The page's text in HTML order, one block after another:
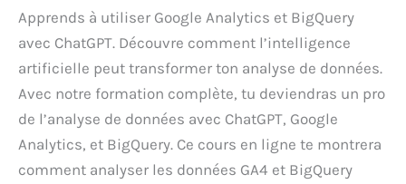
Apprends à utiliser Google Analytics et BigQuery
avec ChatGPT. Découvre comment l’intelligence
artificielle peut transformer ton analyse de données.
Avec notre formation complète, tu deviendras un pro
de l’analyse de données avec ChatGPT, Google
Analytics, et BigQuery. Ce cours en ligne te montrera
comment analyser les données GA4 et BigQuery